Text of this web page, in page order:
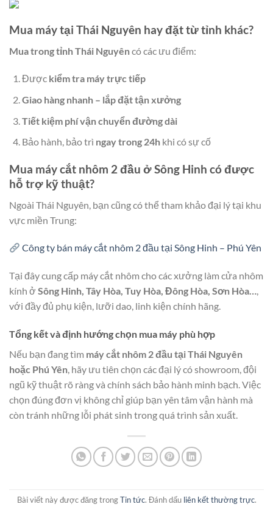
Mua máy tại Thái Nguyên hay đặt từ tỉnh khác?
Mua trong tỉnh Thái Nguyêncó các ưu điểm:
Được kiểm tra máy trực tiếp
Giao hàng nhanh – lắp đặt tận xưởng
Tiết kiệm phí vận chuyển đường dài
Bảo hành, bảo trì ngay trong 24hkhi có sự cố
Mua máy cắt nhôm 2 đầu ở Sông Hinh có được
hỗ trợ kỹ thuật?
Ngoài Thái Nguyên, bạn cũng có thể tham khảo đại lý tại khu
vực miền Trung:
Công ty bán máy cắt nhôm 2 đầu tại Sông Hinh – Phú Yên
Tại đây cung cấp máy cắt nhôm cho các xưởng làm cửa nhôm
kính ở Sông Hinh, Tây Hòa, Tuy Hòa, Đông Hòa, Sơn Hòa…,
với đầy đủ phụ kiện, lưỡi dao, linh kiện chính hãng.
Tổng kết và định hướng chọn mua máy phù hợp
Nếu bạn đang tìm máy cắt nhôm 2 đầu tại Thái Nguyên
hoặc Phú Yên, hãy ưu tiên chọn các đại lý có showroom, đội
ngũ kỹ thuật rõ ràng và chính sách bảo hành minh bạch. Việc
chọn đúng đơn vị không chỉ giúp bạn yên tâm vận hành mà
còn tránh những lỗi phát sinh trong quá trình sản xuất.
Bài viết này được đăng trongTin tức. Đánh dấu liên kết thường trực.